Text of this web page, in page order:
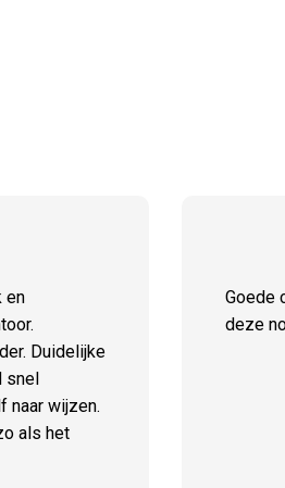
en
Duidelijke
snel
naar wijzen.
als het
Goede
deze